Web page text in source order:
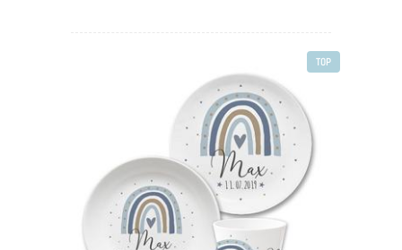
TOP